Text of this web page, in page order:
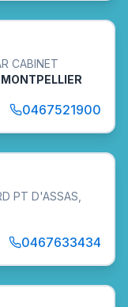
CABINET
0467521900
PT D'ASSAS
0467633434